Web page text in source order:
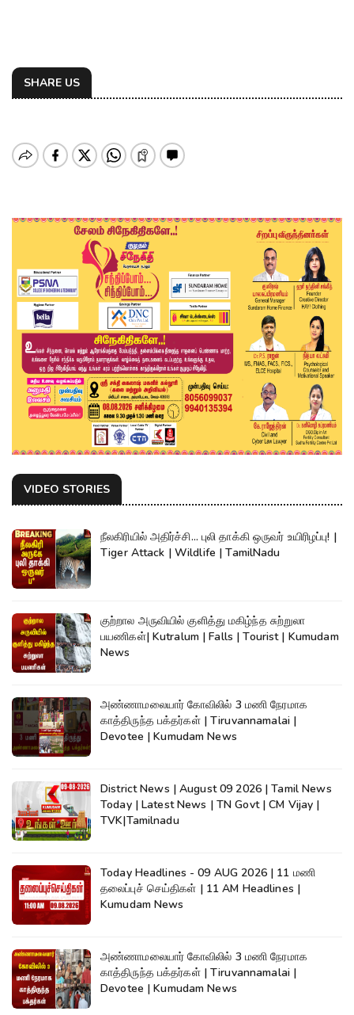
SHARE US
VIDEO STORIES
நீலகிரியில் அதிர்ச்சி... புலி தாக்கி ஒருவர் உயிரிழப்பு! |
Tiger Attack | Wildlife | TamilNadu
குற்றால அருவியில் குளித்து மகிழ்ந்த சுற்றுலா
பயணிகள்| Kutralum | Falls | Tourist | Kumudam
News
அண்ணாமலையார் கோவிலில் 3 மணி நேரமாக
காத்திருந்த பக்தர்கள் | Tiruvannamalai |
Devotee | Kumudam News
District News | August 09 2026 | Tamil News
Today | Latest News | TN Govt | CM Vijay |
TVK|Tamilnadu
Today Headlines - 09 AUG 2026 | 11 மணி
தலைப்புச் செய்திகள் | 11 AM Headlines |
Kumudam News
அண்ணாமலையார் கோவிலில் 3 மணி நேரமாக
காத்திருந்த பக்தர்கள் | Tiruvannamalai |
Devotee | Kumudam News